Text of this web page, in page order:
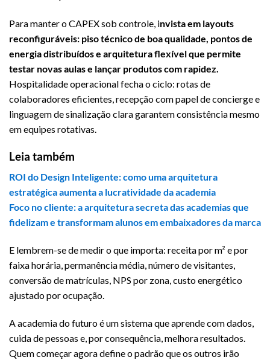
Para manter o CAPEX sob controle, invista em layouts
reconfiguráveis: piso técnico de boa qualidade, pontos de
energia distribuídos e arquitetura flexível que permite
testar novas aulas e lançar produtos com rapidez.
Hospitalidade operacional fecha o ciclo: rotas de
colaboradores eficientes, recepção com papel de concierge e
linguagem de sinalização clara garantem consistência mesmo
em equipes rotativas.
Leia também
ROI do Design Inteligente: como uma arquitetura
estratégica aumenta a lucratividade da academia
Foco no cliente: a arquitetura secreta das academias que
fidelizam e transformam alunos em embaixadores da marca
E lembrem-se de medir o que importa: receita por m² e por
faixa horária, permanência média, número de visitantes,
conversão de matrículas, NPS por zona, custo energético
ajustado por ocupação.
A academia do futuro é um sistema que aprende com dados,
cuida de pessoas e, por consequência, melhora resultados.
Quem começar agora define o padrão que os outros irão